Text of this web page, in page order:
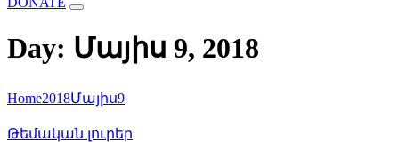
Day: Մայիս 9, 2018
Home2018Մայիս9
Թեմական լուրեր